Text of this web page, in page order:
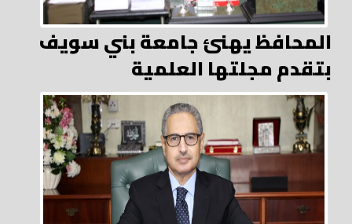
المحافظ يهنئ جامعة بني سويف
بتقدم مجلتها العلمية